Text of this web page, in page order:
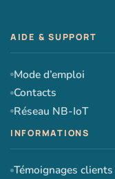
Mode d’emploi
Contacts
Réseau NB-IoT
Témoignages clients